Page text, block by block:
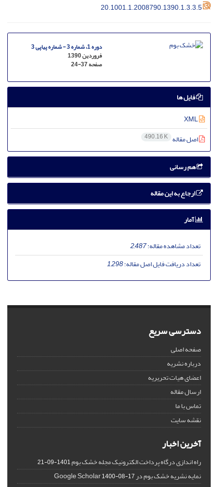
20.1001.1.2008790.1390.1.3.3.5
دوره 1، شماره 3 - شماره پیاپی 3
فروردین 1390
صفحه24-37
فایل ها
اصل مقاله 490.16 K
هم رسانی
ارجاع به این مقاله
آمار
تعداد مشاهده مقاله:2,487
تعداد دریافت فایل اصل مقاله:1,298
دسترسی سریع
صفحه اصلی
درباره نشریه
اعضای هیات تحریریه
ارسال مقاله
تماس با ما
نقشه سایت
آخرین اخبار
راه اندازی درگاه پرداخت الکترونیک مجله خشک بوم1401-09-21
نمایه نشریه خشک بوم در Google Scholar1400-08-17